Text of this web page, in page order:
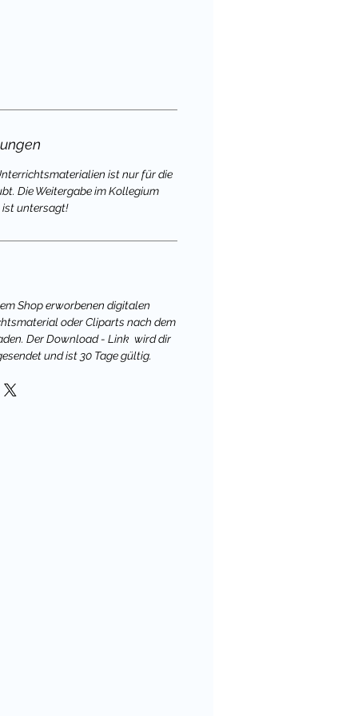
ist nur für die
Die Weitergabe im Kollegium
ist untersagt!
Shop erworbenen digitalen
oder Cliparts nach dem
Der Download - Link wird dir
und ist 30 Tage gültig.